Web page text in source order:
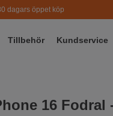
dagars öppet köp
Tillbehör Kundservice
16 Fodral